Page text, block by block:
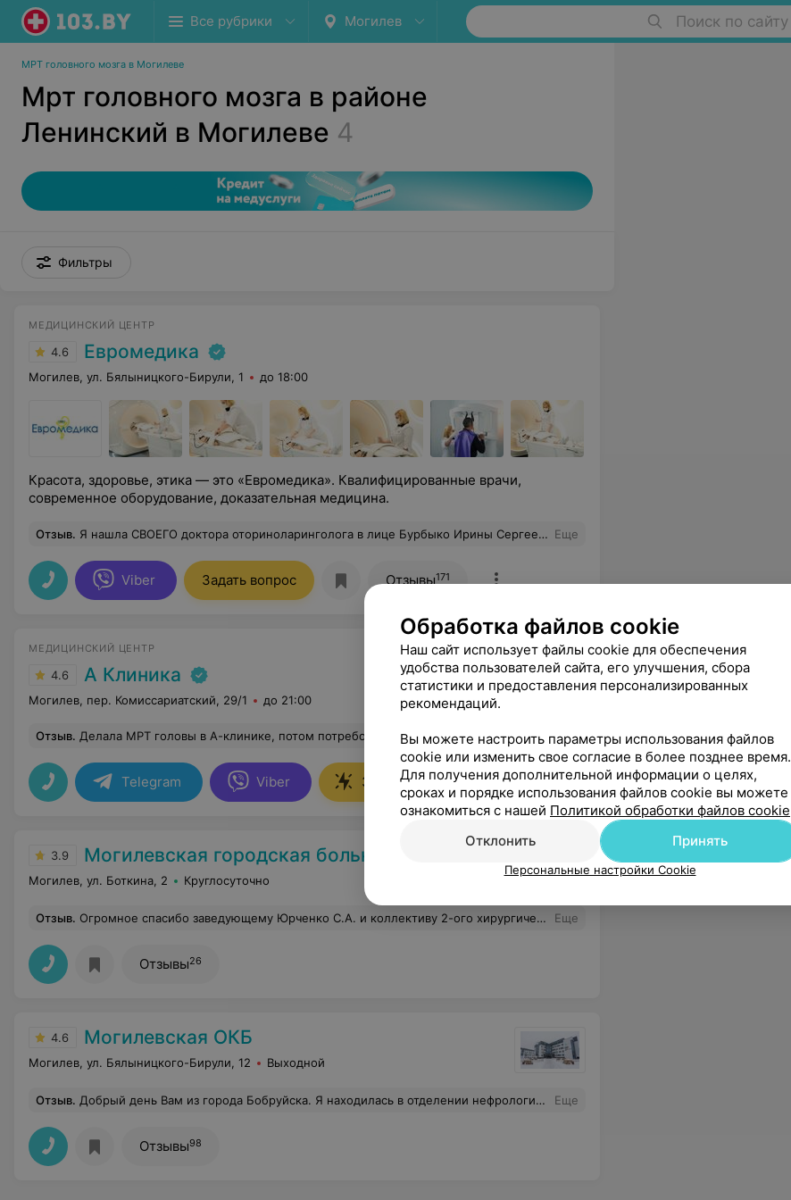
Все рубрики Могилев Поиск по сайту
МРТ головного мозга в Могилеве
Мрт головного мозга в районе
Ленинский в Могилеве 4
Фильтры
МЕДИЦИНСКИЙ ЦЕНТР
4.6 Евромедика
Могилев, ул. Бялыницкого-Бирули, 1 до 18:00
Красота, здоровье, этика — это «Евромедика». Квалифицированные врачи,
современное оборудование, доказательная медицина.
Отзыв. Я нашла СВОЕГО доктора оториноларинголога в лице Бурбыко Ирины Сергеевны! И как человек, и как специалист выше всех похвал! Квалифицированные консультации и моральный комфорт на каждом приеме. Очень благодарна Ирине Сергеевне! Еще
Viber Задать вопрос Отзывы171
МЕДИЦИНСКИЙ ЦЕНТР
4.6 А Клиника
Могилев, пер. Комиссариатский, 29/1 до 21:00
Отзыв. Делала МРТ головы в А-клинике, потом потребовалось уточнение. Позвонила в клинику с просьбой пересмотреть мою МРТ, администратор Виктория отнеслась очень ответственно к моей просьбе. Спасибо врачу МРТ Касперовичу А.С., уточнившему информацию и написавшему дополнение к МРТ буквально в течение пары часов. И , конечно, спасибо милой Виктории, которая всё организовала и прислала результаты на вайбер очень оперативно! Клиника прекрасная, рекомендую от всей души! Еще
Telegram Viber Записаться
3.9 Могилевская городская больница скорой медицинской помощи
Могилев, ул. Боткина, 2 Круглосуточно
Отзыв. Огромное спасибо заведующему Юрченко С.А. и коллективу 2-ого хирургического отделения за профессионализм и человечность! Особые слова благодарности хирургу Полыну Антону Сергеевичу! Дай Бог здоровья Вам и всем, кого касаются Ваши руки! Еще
Отзывы26
4.6 Могилевская ОКБ
Могилев, ул. Бялыницкого-Бирули, 12 Выходной
Отзыв. Добрый день Вам из города Бобруйска. Я находилась в отделении нефрологии и гемодиализа с 1.02. по 9.02.2024 года. Хочу выразить огромную благодарность всем работникам этого отделения за их самоотверженный труд и внимание к каждому пациенту.Я хочу написать фамилии и должности этих замечательных людей Заведующий отделением Жаголкин Евгений Евгеньевич Старшей медсестре медсестрам, Санитаркам, а также работникам буфета: Спасибо Вам большое за все. Еще
Отзывы98
Обработка файлов cookie
Наш сайт использует файлы cookie для обеспечения
удобства пользователей сайта, его улучшения, сбора
статистики и предоставления персонализированных
рекомендаций.
Вы можете настроить параметры использования файлов
cookie или изменить свое согласие в более позднее время.
Для получения дополнительной информации о целях,
сроках и порядке использования файлов cookie вы можете
ознакомиться с нашей Политикой обработки файлов cookie
Отклонить
Принять
Персональные настройки Cookie